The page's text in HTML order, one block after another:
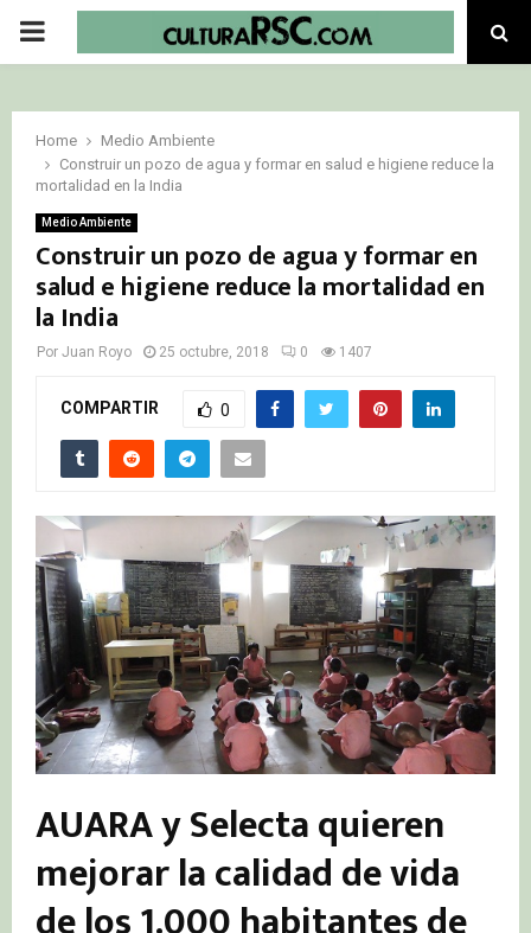
PRIMARY
Home
Medio Ambiente
Construir un pozo de agua y formar en salud e higiene reduce la
mortalidad en la India
Medio Ambiente
Construir un pozo de agua y formar en
salud e higiene reduce la mortalidad en
la India
Por Juan Royo 25 octubre, 2018 0 1407
COMPARTIR 0
AUARA y Selecta quieren
mejorar la calidad de vida